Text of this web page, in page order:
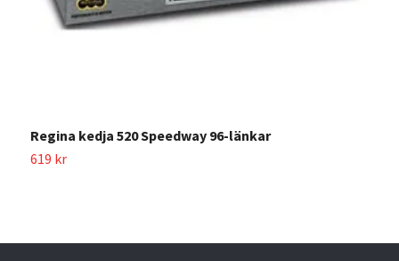
Regina kedja 520 Speedway 96-länkar
619 kr